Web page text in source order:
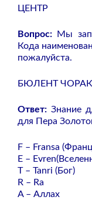
ЦЕНТР
Вопрос: Мы
Кода
пожалуйста.
БЮЛЕНТ ЧОРАК
Ответ: Знание
для Пера
F – Fransa
E –
T – Tanri (Бог)
R – Ra
A – Аллах